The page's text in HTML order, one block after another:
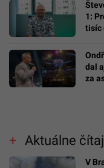
1:
tisíc
dal
za
Aktuálne
V